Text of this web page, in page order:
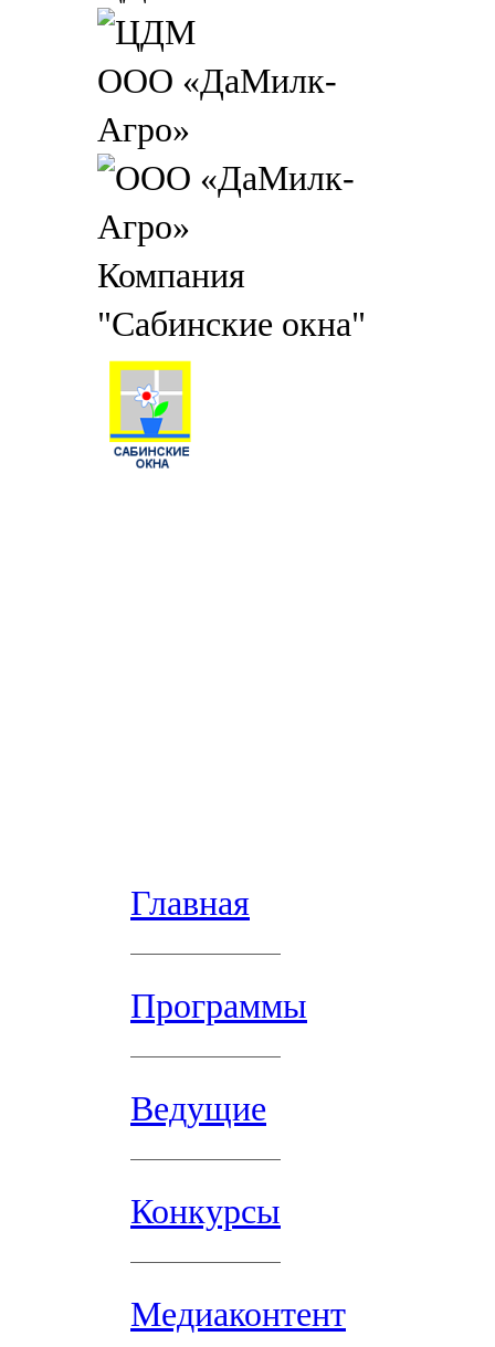
ООО «ДаМилк-
Агро»
Компания
"Сабинские окна"
Главная
Программы
Ведущие
Конкурсы
Медиаконтент